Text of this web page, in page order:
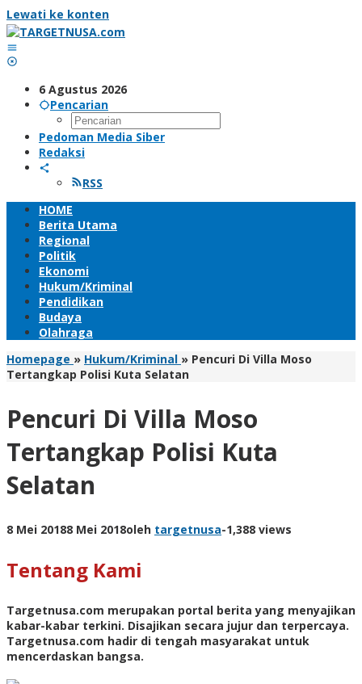
Lewati ke konten
6 Agustus 2026
Pencarian
Pedoman Media Siber
Redaksi
RSS
HOME
Berita Utama
Regional
Politik
Ekonomi
Hukum/Kriminal
Pendidikan
Budaya
Olahraga
Homepage » Hukum/Kriminal » Pencuri Di Villa Moso
Tertangkap Polisi Kuta Selatan
Pencuri Di Villa Moso
Tertangkap Polisi Kuta
Selatan
8 Mei 20188 Mei 2018oleh targetnusa-1,388 views
Tentang Kami
Targetnusa.com merupakan portal berita yang menyajikan
kabar-kabar terkini. Disajikan secara jujur dan terpercaya.
Targetnusa.com hadir di tengah masyarakat untuk
mencerdaskan bangsa.